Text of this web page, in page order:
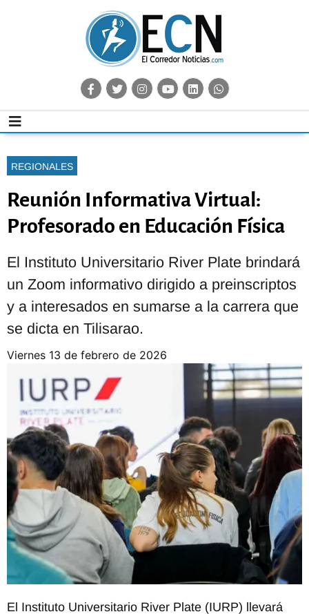
REGIONALES
Reunión Informativa Virtual:
Profesorado en Educación Física
El Instituto Universitario River Plate brindará
un Zoom informativo dirigido a preinscriptos
y a interesados en sumarse a la carrera que
se dicta en Tilisarao.
viernes 13 de febrero de 2026
El Instituto Universitario River Plate (IURP) llevará